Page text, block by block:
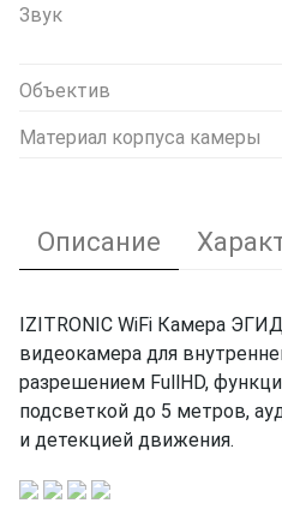
Звук
Объектив
Материал корпуса камеры
Описание
IZITRONIC WiFi Камера
видеокамера для
разрешением FullHD,
подсветкой до 5 метров,
и детекцией движения.